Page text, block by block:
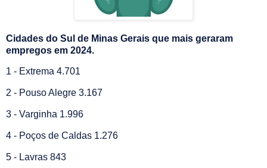
Cidades do Sul de Minas Gerais que mais geraram
empregos em 2024.
1 - Extrema 4.701
2 - Pouso Alegre 3.167
3 - Varginha 1.996
4 - Poços de Caldas 1.276
5 - Lavras 843